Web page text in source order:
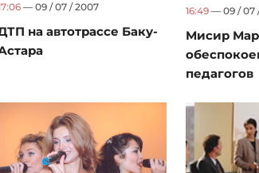
— 09 / 07 / 2007
на автотрассе Баку-
16:49 — 09 / 07
Мисир
педагогов